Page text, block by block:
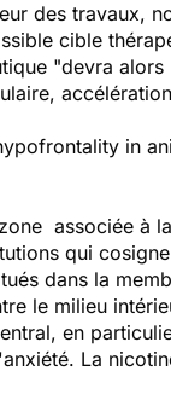
des travaux,
cible
"devra alors
in
associée à
qui
dans la
le milieu
en
La